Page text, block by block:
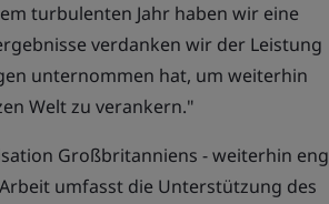
turbulenten Jahr haben wir eine
verdanken wir der Leistung
unternommen hat, um weiterhin
Welt zu verankern."
Großbritanniens - weiterhin eng
umfasst die Unterstützung des